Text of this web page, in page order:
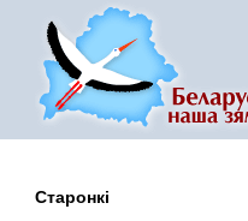
Старонкі